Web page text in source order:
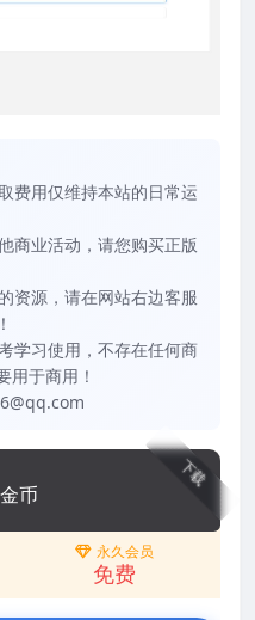
费用仅维持本站的日常运
商业活动，请您购买正版
资源，请在网站右边客服
学习使用，不存在任何商
用于商用！
下载
金币
永久会员
免费